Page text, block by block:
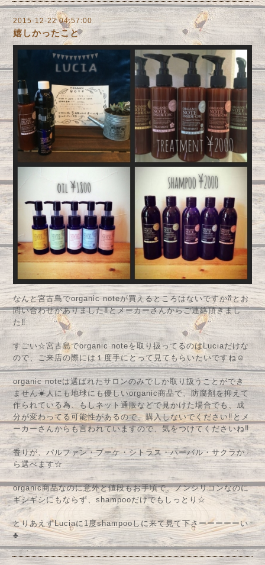
2015-12-22 04:57:00
嬉しかったこと
なんと宮古島でorganic noteが買えるところはないですか⁇とお
問い合わせがありました‼︎とメーカーさんからご連絡頂きまし
た‼︎
すごい☆宮古島でorganic noteを取り扱ってるのはLuciaだけな
ので、ご来店の際には１度手にとって見てもらいたいですね☺︎
organic noteは選ばれたサロンのみでしか取り扱うことができ
ません☀︎人にも地球にも優しいorganic商品で、防腐剤を抑えて
作られている為、もしネット通販などで見かけた場合でも、成
分が変わってる可能性があるので、購入しないでください‼︎とメ
ーカーさんからも言われていますので、気をつけてくださいね‼︎
香りが、パルファン・ブーケ・シトラス・ハーバル・サクラか
ら選べます☆
organic商品なのに意外と値段もお手頃で、ノンシリコンなのに
ギシギシにもならず、shampooだけでもしっとり☆
とりあえずLuciaに1度shampooしに来て見て下さーーーーーい
♣︎